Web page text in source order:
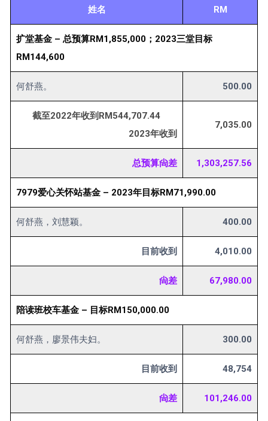
姓名 RM
扩堂基金 – 总预算RM1,855,000；2023三堂目标
RM144,600
何舒燕。 500.00
截至2022年收到RM544,707.44
2023年收到
7,035.00
总预算尙差 1,303,257.56
7979爱心关怀站基金 – 2023年目标RM71,990.00
何舒燕，刘慧颖。 400.00
目前收到 4,010.00
尙差 67,980.00
陪读班校车基金 – 目标RM150,000.00
何舒燕，廖景伟夫妇。 300.00
目前收到 48,754
尙差 101,246.00